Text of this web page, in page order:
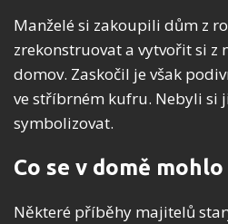
Manželé si zakoupili dům z
zrekonstruovat a vytvořit si z
domov. Zaskočil je však
ve stříbrném kufru. Nebyli si
symbolizovat.
Co se v domě
Některé příběhy majitelů